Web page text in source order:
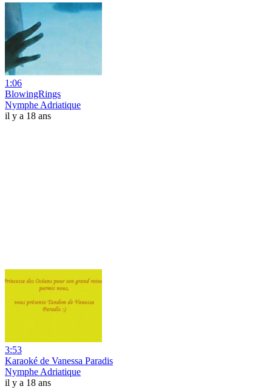
1:06
BlowingRings
Nymphe Adriatique
il y a 18 ans
3:53
Karaoké de Vanessa Paradis
Nymphe Adriatique
il y a 18 ans